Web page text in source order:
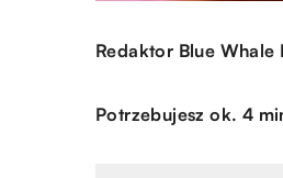
Redaktor Blue Whale
Potrzebujesz ok. 4